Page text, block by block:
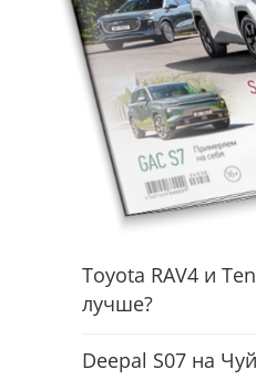
Toyota RAV4 и
лучше?
Deepal S07 на